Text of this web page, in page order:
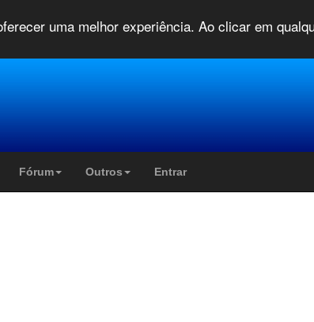
uma melhor experiência. Ao clicar em
Fórum Outros Entrar